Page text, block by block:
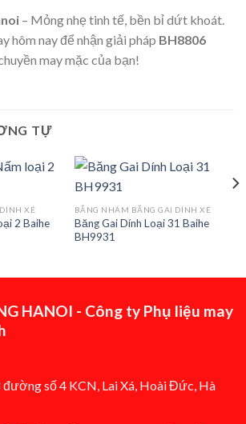
– Mỏng nhẹ tinh tế, bền bỉ dứt khoát.
hôm nay để nhận giải pháp BH8806
may mặc của bạn!
TỰ
XÉ
2 Baihe
BĂNG NHÁM BĂNG GAI DÍNH XÉ
Băng Gai Dính Loại 31 Baihe
BH9931
HANOI - Công ty Phụ liệu may
đường số 4 KCN, Lai Xá, Hoài Đức, Hà